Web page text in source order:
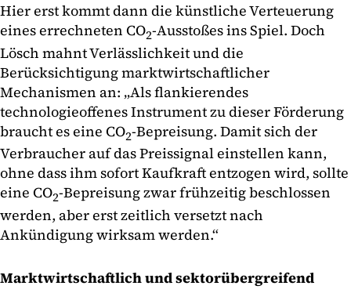
Hier erst kommt dann die künstliche Verteuerung
eines errechneten CO2-Ausstoßes ins Spiel. Doch
Lösch mahnt Verlässlichkeit und die
Berücksichtigung marktwirtschaftlicher
Mechanismen an: „Als flankierendes
technologieoffenes Instrument zu dieser Förderung
braucht es eine CO2-Bepreisung. Damit sich der
Verbraucher auf das Preissignal einstellen kann,
ohne dass ihm sofort Kaufkraft entzogen wird, sollte
eine CO2-Bepreisung zwar frühzeitig beschlossen
werden, aber erst zeitlich versetzt nach
Ankündigung wirksam werden.“
Marktwirtschaftlich und sektorübergreifend